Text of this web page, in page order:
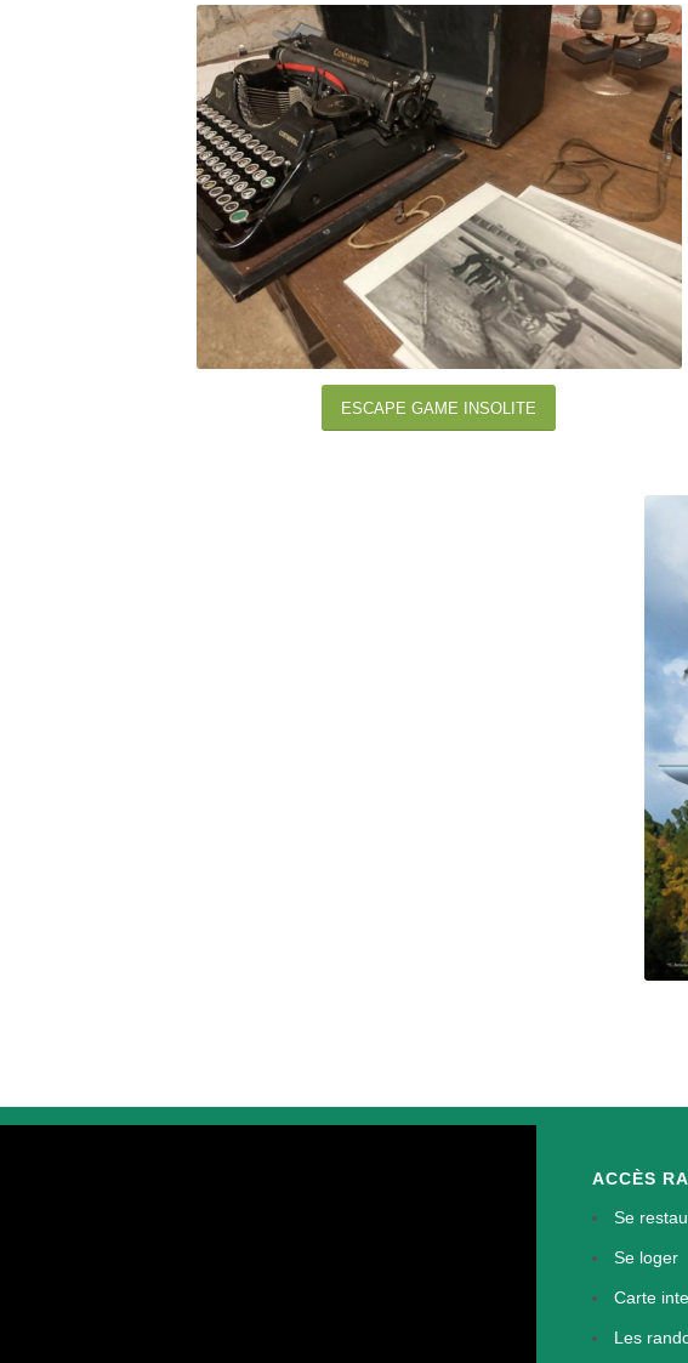
ESCAPE GAME INSOLITE
ACCÈS
Se
Se loger
Carte
Les